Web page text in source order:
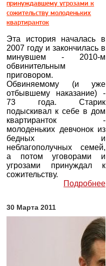
принуждавшему угрозами к
сожительству молоденьких
квартиранток
Эта история началась в
2007 году и закончилась в
минувшем - 2010-м
обвинительным
приговором.
Обвиняемому (и уже
отбывшему наказание) -
73 года. Старик
подыскивал к себе в дом
квартиранток -
молоденьких девчонок из
бедных и
неблагополучных семей,
а потом уговорами и
угрозами принуждал к
сожительству.
Подробнее
30 Марта 2011